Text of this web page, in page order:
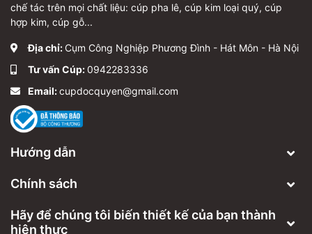
chế tác trên mọi chất liệu: cúp pha lê, cúp kim loại quý, cúp
hợp kim, cúp gỗ...
Địa chỉ: Cụm Công Nghiệp Phương Đình - Hát Môn - Hà Nội
Tư vấn Cúp:0942283336
Email:cupdocquyen@gmail.com
Hướng dẫn
Chính sách
Hãy để chúng tôi biến thiết kế của bạn thành
hiện thực